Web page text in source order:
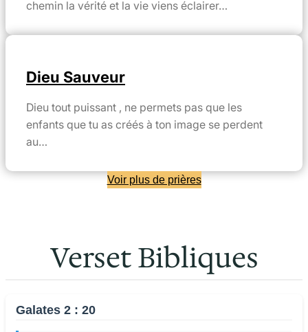
chemin la vérité et la vie viens éclairer…
Dieu Sauveur
Dieu tout puissant , ne permets pas que les
enfants que tu as créés à ton image se perdent
au…
Voir plus de prières
Verset Bibliques
Galates 2 : 20